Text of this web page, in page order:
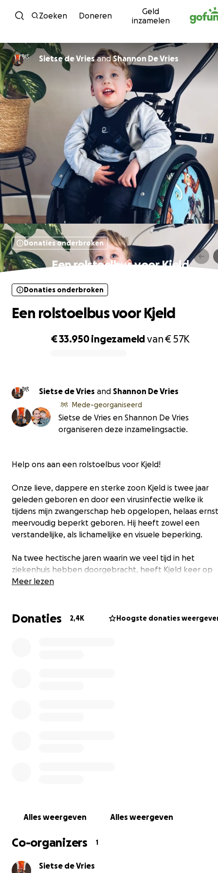
Ga naar inhoud
Zoeken Doneren
Geld
inzamelen
Sietse de VriesandShannon De Vries
Donaties onderbroken
Een rolstoelbus voor Kjeld
€ 33.950 ingezameldvan€ 57K
Donaties onderbroken
Een rolstoelbus voor Kjeld
Sietse de Vries and Shannon De Vries
Mede-georganiseerd
Sietse de Vries en Shannon De Vries
organiseren deze inzamelingsactie.
Help ons aan een rolstoelbus voor Kjeld!
Onze lieve, dappere en sterke zoon Kjeld is twee jaar
geleden geboren en door een virusinfectie welke ik
tijdens mijn zwangerschap heb opgelopen, helaas
meervoudig beperkt geboren. Hij heeft zowel een
verstandelijke, als lichamelijke en visuele beperking.
Na twee hectische jaren waarin we veel tijd in het
ziekenhuis hebben doorgebracht, heeft Kjeld keer op
keer laten zien dat hij beresterk is en dat hij veel meer
daarentegen hoopvol, maar Kjeld zal hoe dan ook
veilig en comfortabel kunnen reizen, en dat zijn grote
ingewikkelde en zware tilhandelingen schelen. Zelf
reumatoïde artritis, wat dit alles nog ingewikkelder
Een rolstoelbus zou voor ons als gezin betekenen dat
Meer lezen
Donaties 2,4K Hoogste donaties
Alles weergeven Alles weergeven
Co-organizers 1
Sietse de Vries